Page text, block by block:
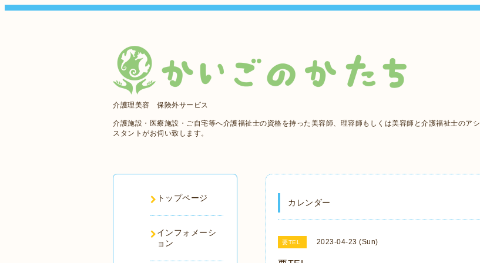
介護理美容 保険外サービス
介護施設・医療施設・ご自宅等へ介護福祉士の資格を持った美容師、理容師もしくは美容師と介護福祉士のアシ
スタントがお伺い致します。
カレンダー
要TEL 2023-04-23 (Sun)
トップページ
インフォメーシ
ョン